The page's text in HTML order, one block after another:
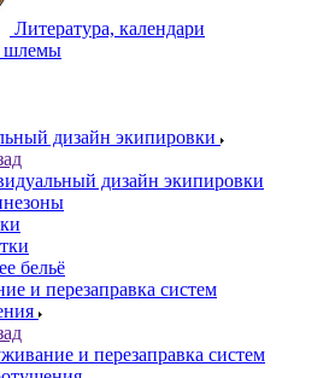
Литература, календари
дизайн экипировки
дизайн экипировки
бельё
и перезаправка систем
и перезаправка систем